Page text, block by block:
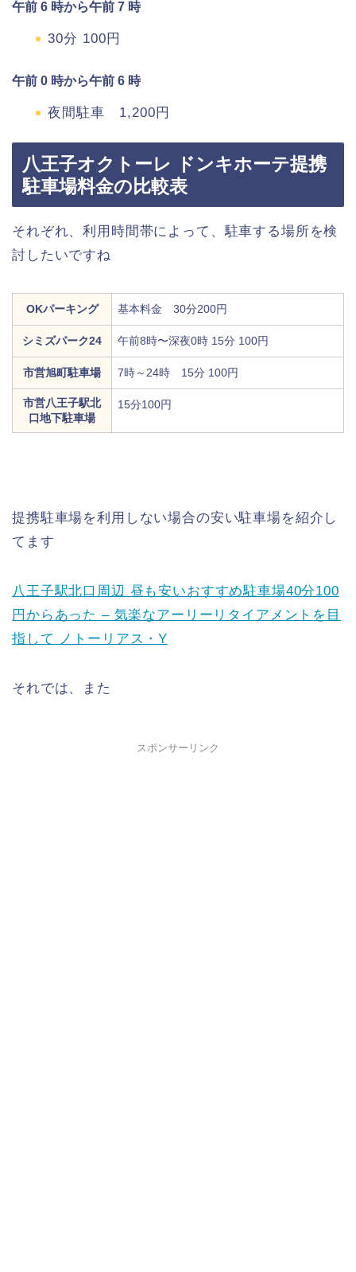
午前 6 時から午前 7 時
30分 100円
午前 0 時から午前 6 時
夜間駐車 1,200円
八王子オクトーレ ドンキホーテ提携
駐車場料金の比較表
それぞれ、利用時間帯によって、駐車する場所を検
討したいですね
OKパーキング 基本料金 30分200円
シミズパーク24 午前8時〜深夜0時 15分 100円
市営旭町駐車場 7時～24時 15分 100円
市営八王子駅北
口地下駐車場
15分100円
提携駐車場を利用しない場合の安い駐車場を紹介し
てます
八王子駅北口周辺 昼も安いおすすめ駐車場40分100
円からあった – 気楽なアーリーリタイアメントを目
指して ノトーリアス・Y
それでは、また
スポンサーリンク